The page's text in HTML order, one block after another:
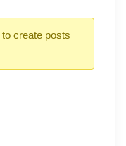
to create posts